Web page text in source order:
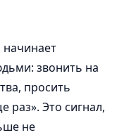
начинает
звонить на
просить
раз». Это сигнал,
не